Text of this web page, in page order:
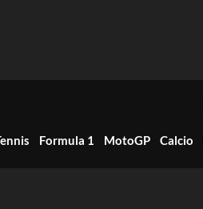
Formula 1 MotoGP Calcio